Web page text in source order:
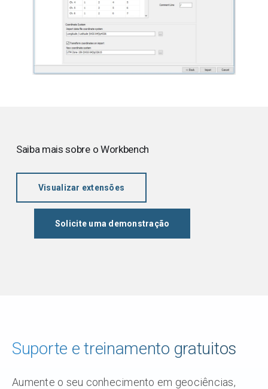
Saiba mais sobre o Workbench
Visualizar extensões
Solicite uma demonstração
Suporte e treinamento gratuitos
Aumente o seu conhecimento em geociências,